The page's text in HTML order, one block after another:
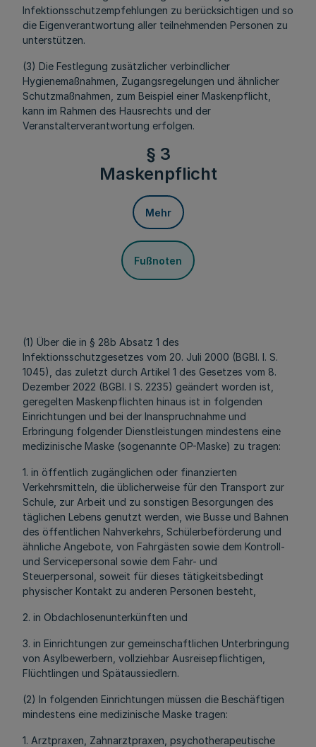
Infektionsschutzempfehlungen zu berücksichtigen und so
die Eigenverantwortung aller teilnehmenden Personen zu
unterstützen.
(3) Die Festlegung zusätzlicher verbindlicher
Hygienemaßnahmen, Zugangsregelungen und ähnlicher
Schutzmaßnahmen, zum Beispiel einer Maskenpflicht,
kann im Rahmen des Hausrechts und der
Veranstalterverantwortung erfolgen.
§ 3
Maskenpflicht
Mehr
Fußnoten
(1) Über die in § 28b Absatz 1 des
Infektionsschutzgesetzes vom 20. Juli 2000 (BGBl. I. S.
1045), das zuletzt durch Artikel 1 des Gesetzes vom 8.
Dezember 2022 (BGBl. I S. 2235) geändert worden ist,
geregelten Maskenpflichten hinaus ist in folgenden
Einrichtungen und bei der Inanspruchnahme und
Erbringung folgender Dienstleistungen mindestens eine
medizinische Maske (sogenannte OP-Maske) zu tragen:
1. in öffentlich zugänglichen oder finanzierten
Verkehrsmitteln, die üblicherweise für den Transport zur
Schule, zur Arbeit und zu sonstigen Besorgungen des
täglichen Lebens genutzt werden, wie Busse und Bahnen
des öffentlichen Nahverkehrs, Schülerbeförderung und
ähnliche Angebote, von Fahrgästen sowie dem Kontroll-
und Servicepersonal sowie dem Fahr- und
Steuerpersonal, soweit für dieses tätigkeitsbedingt
physischer Kontakt zu anderen Personen besteht,
2. in Obdachlosenunterkünften und
3. in Einrichtungen zur gemeinschaftlichen Unterbringung
von Asylbewerbern, vollziehbar Ausreisepflichtigen,
Flüchtlingen und Spätaussiedlern.
(2) In folgenden Einrichtungen müssen die Beschäftigen
mindestens eine medizinische Maske tragen:
1. Arztpraxen, Zahnarztpraxen, psychotherapeutische